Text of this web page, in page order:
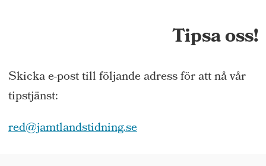
Tipsa oss!
Skicka e-post till följande adress för att nå vår
tipstjänst:
red@jamtlandstidning.se